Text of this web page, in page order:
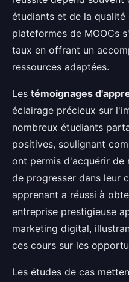
étudiants et de la
plateformes de MOOCs
taux en offrant un
ressources adaptées.
Les témoignages
éclairage précieux sur
nombreux étudiants
positives, soulignant
ont permis d'acquérir de
de progresser dans leur
apprenant a réussi à
entreprise prestigieuse
marketing digital,
ces cours sur les
Les études de cas